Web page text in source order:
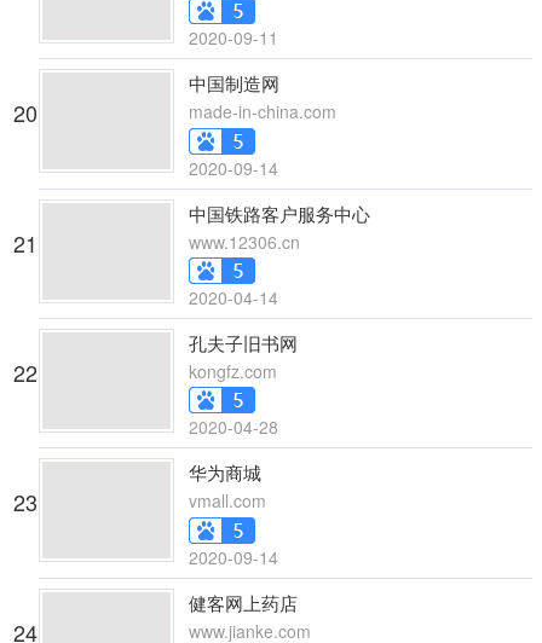
2020-09-11
20
中国制造网
made-in-china.com
2020-09-14
21
中国铁路客户服务中心
www.12306.cn
2020-04-14
22
孔夫子旧书网
kongfz.com
2020-04-28
23
华为商城
vmall.com
2020-09-14
24
健客网上药店
www.jianke.com